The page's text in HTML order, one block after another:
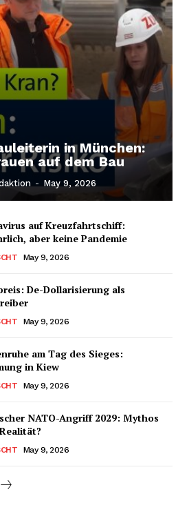
in München:
auf dem Bau
- May 9, 2026
auf Kreuzfahrtschiff:
aber keine Pandemie
May 9, 2026
De-Dollarisierung als
May 9, 2026
am Tag des Sieges:
in Kiew
May 9, 2026
NATO-Angriff 2029: Mythos
May 9, 2026